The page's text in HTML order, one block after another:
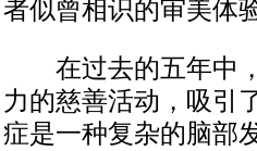
者似曾相识的审美体
在过去的五年中，
力的慈善活动，吸引
症是一种复杂的脑部